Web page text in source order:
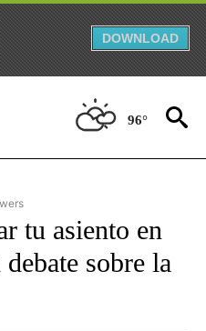
DOWNLOAD
96°
TO RECEIVE NOTIFICATIONS
tu asiento en
sobre la